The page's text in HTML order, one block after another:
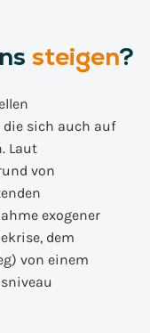
steigen?
sich auch auf
Laut
von
exogener
dem
von einem